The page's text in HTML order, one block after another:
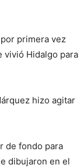
primera vez
vivió Hidalgo para
hizo agitar
de fondo para
dibujaron en el